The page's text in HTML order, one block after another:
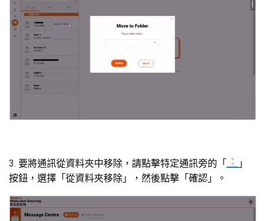
3. 要將通訊從資料夾中移除 ，請點擊特定通訊旁的「
」
按鈕， 選擇 「 從資料夾移除 」 ，然後點擊「確認」。